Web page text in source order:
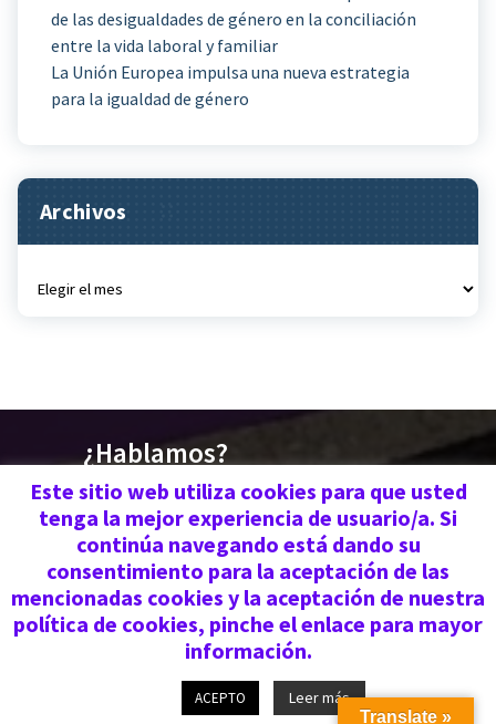
de las desigualdades de género en la conciliación
entre la vida laboral y familiar
La Unión Europea impulsa una nueva estrategia
para la igualdad de género
Archivos
¿Hablamos?
676 030 719 | 670 773
559
Copyright © 2026 | Federación Ágora
Este sitio web utiliza cookies para que usted
tenga la mejor experiencia de usuario/a. Si
continúa navegando está dando su
consentimiento para la aceptación de las
mencionadas cookies y la aceptación de nuestra
política de cookies, pinche el enlace para mayor
información.
ACEPTO Leer más
Translate »